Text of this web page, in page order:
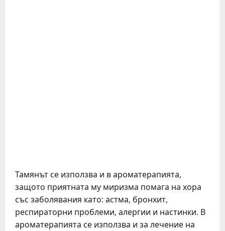
Тамянът се използва и в ароматерапията,
защото приятната му миризма помага на хора
със заболявания като: астма, бронхит,
респираторни проблеми, алергии и настинки. В
ароматерапията се използва и за лечение на